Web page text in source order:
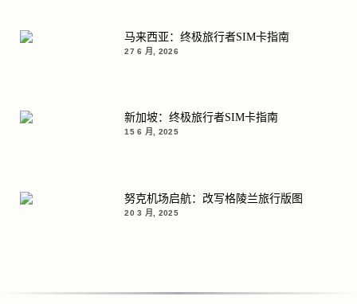
马来西亚：终极旅行者SIM卡指南
27 6 月, 2026
新加坡：终极旅行者SIM卡指南
15 6 月, 2025
努克机场启航：改写格陵兰旅行版图
20 3 月, 2025